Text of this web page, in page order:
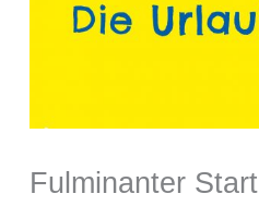
Fulminanter Start